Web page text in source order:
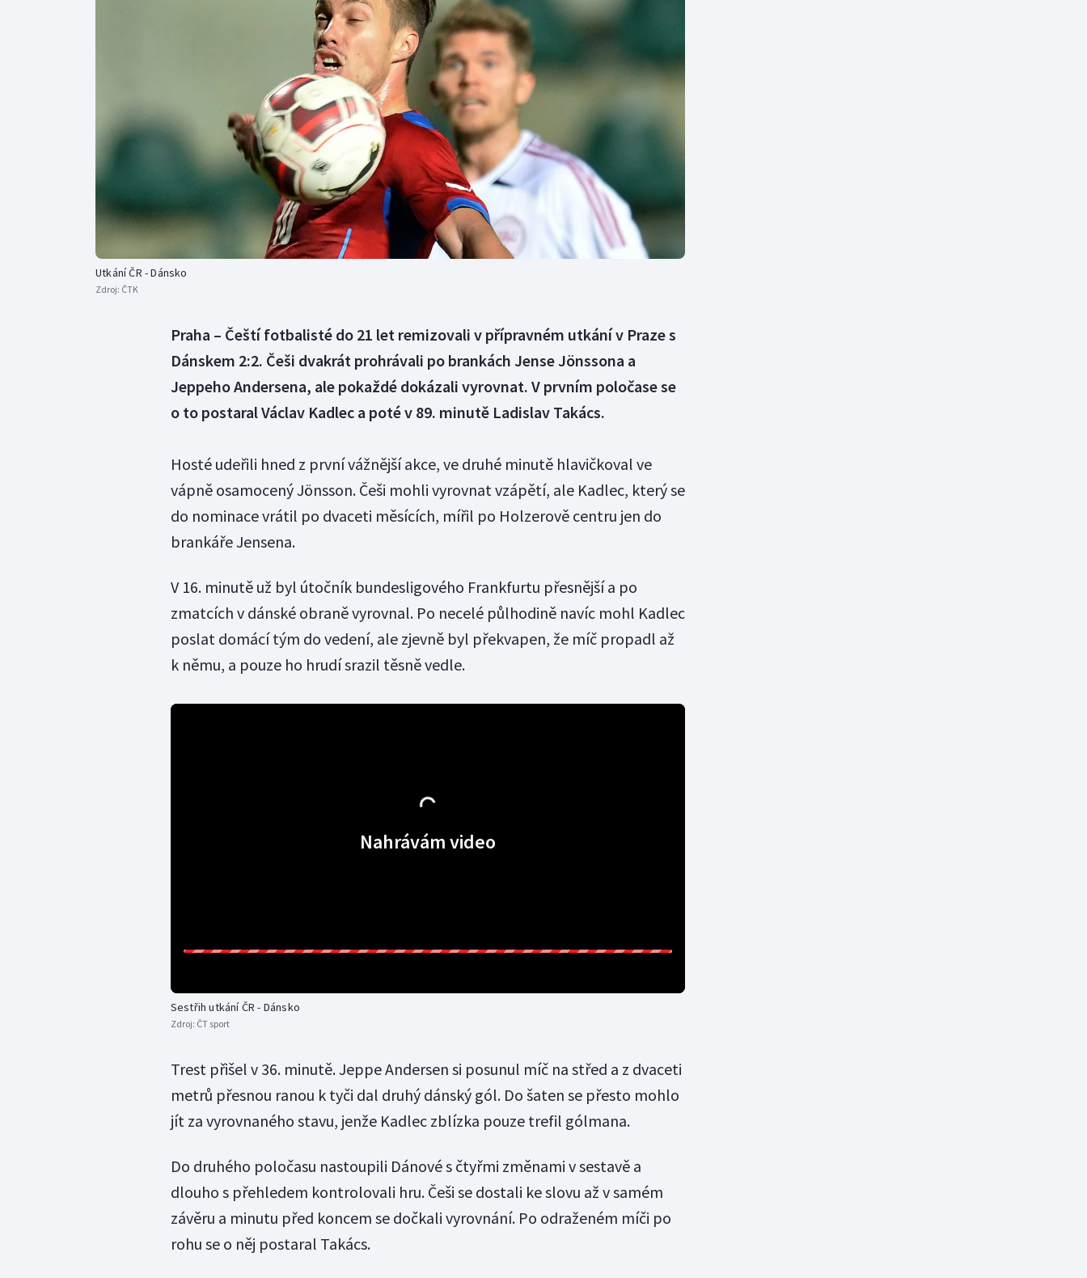
Florbal
Futsal
Golf
Gymnastika
Moderní pětiboj
Motorsport
Olympijské hry
Parasport
Plavání
Plážový volejbal
Triatlon
Vodní slalom
Volejbal
Utkání ČR - Dánsko
Zdroj: ČTK
Praha – Čeští fotbalisté do 21 let remizovali v přípravném utkání v Praze s
Dánskem 2:2. Češi dvakrát prohrávali po brankách Jense Jönssona a
Jeppeho Andersena, ale pokaždé dokázali vyrovnat. V prvním poločase se
o to postaral Václav Kadlec a poté v 89. minutě Ladislav Takács.
Hosté udeřili hned z první vážnější akce, ve druhé minutě hlavičkoval ve
vápně osamocený Jönsson. Češi mohli vyrovnat vzápětí, ale Kadlec, který se
do nominace vrátil po dvaceti měsících, mířil po Holzerově centru jen do
brankáře Jensena.
V 16. minutě už byl útočník bundesligového Frankfurtu přesnější a po
zmatcích v dánské obraně vyrovnal. Po necelé půlhodině navíc mohl Kadlec
poslat domácí tým do vedení, ale zjevně byl překvapen, že míč propadl až
k němu, a pouze ho hrudí srazil těsně vedle.
Nahrávám video
Sestřih utkání ČR - Dánsko
Zdroj: ČT sport
Trest přišel v 36. minutě. Jeppe Andersen si posunul míč na střed a z dvaceti
metrů přesnou ranou k tyči dal druhý dánský gól. Do šaten se přesto mohlo
jít za vyrovnaného stavu, jenže Kadlec zblízka pouze trefil gólmana.
Do druhého poločasu nastoupili Dánové s čtyřmi změnami v sestavě a
dlouho s přehledem kontrolovali hru. Češi se dostali ke slovu až v samém
závěru a minutu před koncem se dočkali vyrovnání. Po odraženém míči po
rohu se o něj postaral Takács.